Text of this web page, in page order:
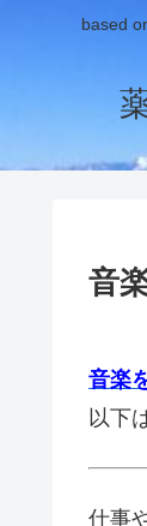
based
薬
音
音楽
以下
仕事